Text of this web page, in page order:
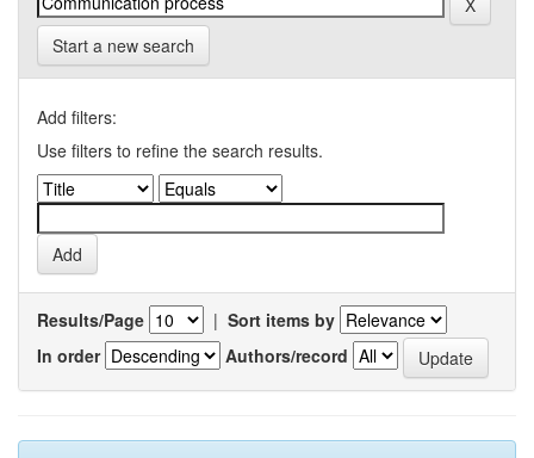
Start a new search
Add filters:
Use filters to refine the search results.
Results/Page | Sort items by
In order
Authors/record